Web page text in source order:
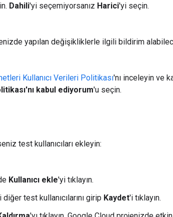
Dahili'yi seçemiyorsanız Harici'yi seçin.
yapılan değişikliklerle ilgili bildirim
Kullanıcı Verileri Politikası'nı inceleyin ve
kabul ediyorum'u seçin.
test kullanıcıları ekleyin:
Kullanıcı ekle'yi tıklayın.
test kullanıcılarını girip Kaydet'i tıklayın.